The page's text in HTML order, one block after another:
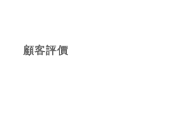
顧客評價